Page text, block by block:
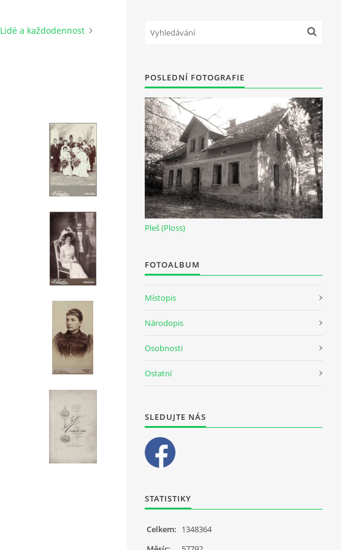
Lidé a každodennost
POSLEDNÍ FOTOGRAFIE
Pleš (Ploss)
FOTOALBUM
Místopis
Národopis
Osobnosti
Ostatní
SLEDUJTE NÁS
STATISTIKY
Celkem: 1348364